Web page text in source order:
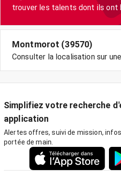
trouver les talents dont ils ont
Montmorot (39570)
Consulter la localisation sur
Simplifiez votre recherche
application
Alertes offres, suivi de mission,
portée de main.